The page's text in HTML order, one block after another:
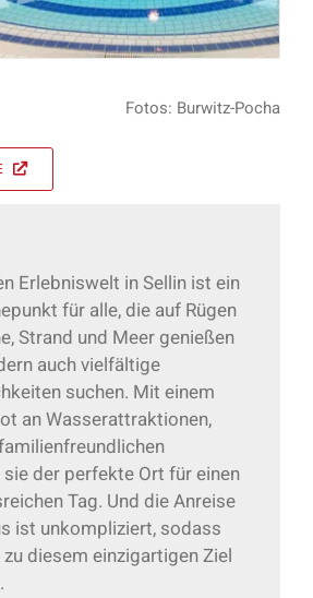
Fotos: Burwitz-Pocha
Erlebniswelt in Sellin ist ein
für alle, die auf Rügen
Strand und Meer genießen
auch vielfältige
suchen. Mit einem
an Wasserattraktionen,
der perfekte Ort für einen
Tag. Und die Anreise
ist unkompliziert, sodass
diesem einzigartigen Ziel